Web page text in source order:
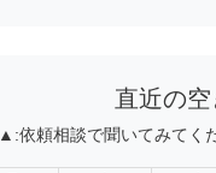
直近の
▲:依頼相談で聞いてみてく